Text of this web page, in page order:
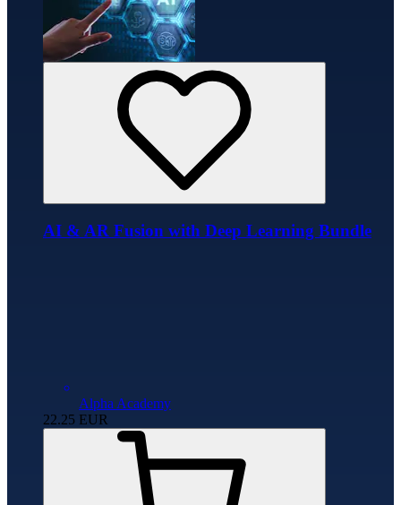
AI & AR Fusion with Deep Learning Bundle
Alpha Academy
22.25 EUR